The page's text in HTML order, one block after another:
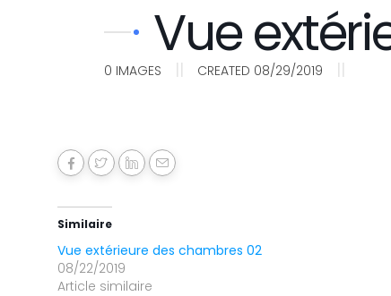
Vue
0 IMAGES || CREATED 08/29/2019 ||
Similaire
Vue extérieure des chambres 02
08/22/2019
Article similaire